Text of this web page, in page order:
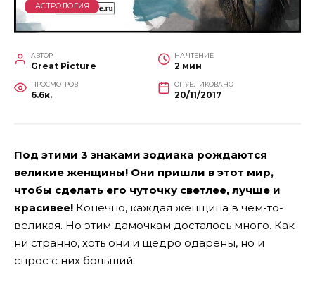
АСТРОЛОГИЯ
АВТОР
Great Picture
НА ЧТЕНИЕ
2 мин
ПРОСМОТРОВ
6.6к.
ОПУБЛИКОВАНО
20/11/2017
Под этими 3 знаками зодиака рождаются
великие женщины! Они пришли в этот мир,
чтобы сделать его чуточку светлее, лучше и
красивее! Конечно, каждая женщина в чем-то-
великая. Но этим дамочкам досталось много. Как
ни странно, хоть они и щедро одарены, но и
спрос с них больший.